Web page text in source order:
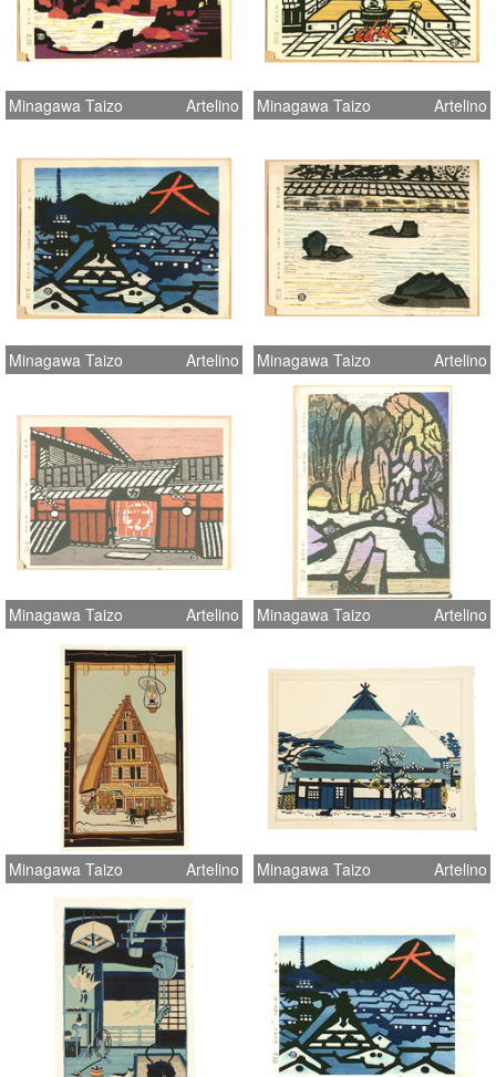
Minagawa Taizo Artelino Minagawa Taizo Artelino
Minagawa Taizo Artelino Minagawa Taizo Artelino
Minagawa Taizo Artelino Minagawa Taizo Artelino
Minagawa Taizo Artelino Minagawa Taizo Artelino